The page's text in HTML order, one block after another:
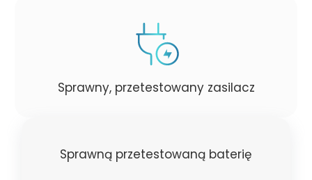
Sprawny, przetestowany zasilacz
Sprawną przetestowaną baterię